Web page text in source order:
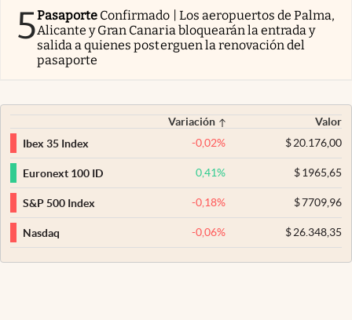
5Pasaporte Confirmado | Los aeropuertos de Palma,
Alicante y Gran Canaria bloquearán la entrada y
salida a quienes posterguen la renovación del
pasaporte
Variación
Valor
Ibex 35 Index
-0,02% $20.176,00
Euronext 100 ID 0,41% $1965,65
S&P 500 Index -0,18% $7709,96
Nasdaq -0,06% $26.348,35